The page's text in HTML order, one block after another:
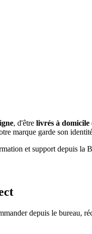
, d'être livrés à domicile
marque garde son
et support depuis la
depuis le bureau,